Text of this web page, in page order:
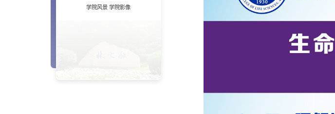
学院风景 学院影像